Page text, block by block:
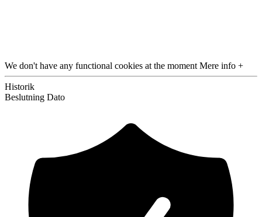
We don't have any functional cookies at the moment Mere info +
Historik
Beslutning Dato